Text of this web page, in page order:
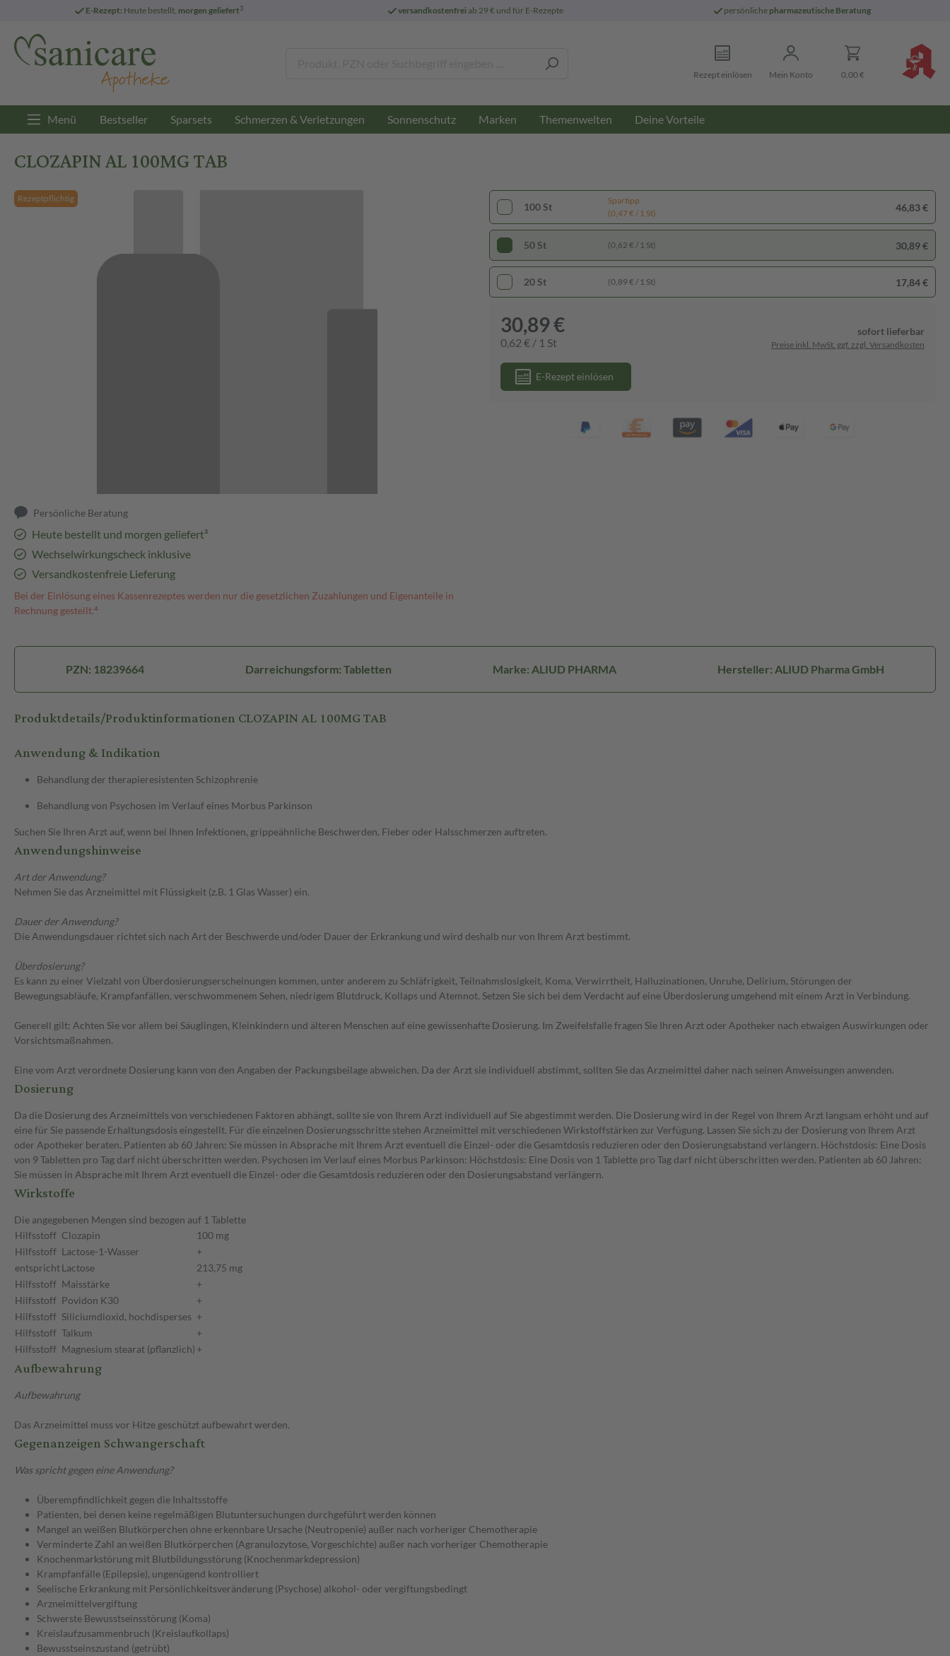
E-Rezept: Heute bestellt, morgen geliefert3 versandkostenfreiab 29 € und für E-Rezepte persönliche pharmazeutische Beratung
Rezept einlösen Mein Konto 0,00 €
Menü Bestseller Sparsets Schmerzen & Verletzungen Sonnenschutz Marken Themenwelten Deine Vorteile
CLOZAPIN AL 100MG TAB
Rezeptpflichtig
Persönliche Beratung
Heute bestellt und morgen geliefert³
Wechselwirkungscheck inklusive
Versandkostenfreie Lieferung
Bei der Einlösung eines Kassenrezeptes werden nur die gesetzlichen Zuzahlungen und Eigenanteile in
Rechnung gestellt.⁴
100 St
Spartipp
(0,47 € / 1 St)
46,83 €
50 St (0,62 € / 1 St) 30,89 €
20 St (0,89 € / 1 St) 17,84 €
30,89 €
0,62 € / 1 St
sofort lieferbar
Preise inkl. MwSt. ggf. zzgl. Versandkosten
E-Rezept einlösen
PZN: 18239664 Darreichungsform: Tabletten Marke: ALIUD PHARMA Hersteller: ALIUD Pharma GmbH
Produktdetails/Produktinformationen CLOZAPIN AL 100MG TAB
Anwendung & Indikation
Behandlung der therapieresistenten Schizophrenie
Behandlung von Psychosen im Verlauf eines Morbus Parkinson
Suchen Sie Ihren Arzt auf, wenn bei Ihnen Infektionen, grippeähnliche Beschwerden, Fieber oder Halsschmerzen auftreten.
Anwendungshinweise
Art der Anwendung?
Nehmen Sie das Arzneimittel mit Flüssigkeit (z.B. 1 Glas Wasser) ein.
Dauer der Anwendung?
Die Anwendungsdauer richtet sich nach Art der Beschwerde und/oder Dauer der Erkrankung und wird deshalb nur von Ihrem Arzt bestimmt.
Überdosierung?
Es kann zu einer Vielzahl von Überdosierungserscheinungen kommen, unter anderem zu Schläfrigkeit, Teilnahmslosigkeit, Koma, Verwirrtheit, Halluzinationen, Unruhe, Delirium, Störungen der
Bewegungsabläufe, Krampfanfällen, verschwommenem Sehen, niedrigem Blutdruck, Kollaps und Atemnot. Setzen Sie sich bei dem Verdacht auf eine Überdosierung umgehend mit einem Arzt in Verbindung.
Generell gilt: Achten Sie vor allem bei Säuglingen, Kleinkindern und älteren Menschen auf eine gewissenhafte Dosierung. Im Zweifelsfalle fragen Sie Ihren Arzt oder Apotheker nach etwaigen Auswirkungen oder
Vorsichtsmaßnahmen.
Eine vom Arzt verordnete Dosierung kann von den Angaben der Packungsbeilage abweichen. Da der Arzt sie individuell abstimmt, sollten Sie das Arzneimittel daher nach seinen Anweisungen anwenden.
Dosierung
Da die Dosierung des Arzneimittels von verschiedenen Faktoren abhängt, sollte sie von Ihrem Arzt individuell auf Sie abgestimmt werden. Die Dosierung wird in der Regel von Ihrem Arzt langsam erhöht und auf
eine für Sie passende Erhaltungsdosis eingestellt. Für die einzelnen Dosierungsschritte stehen Arzneimittel mit verschiedenen Wirkstoffstärken zur Verfügung. Lassen Sie sich zu der Dosierung von Ihrem Arzt
oder Apotheker beraten. Patienten ab 60 Jahren: Sie müssen in Absprache mit Ihrem Arzt eventuell die Einzel- oder die Gesamtdosis reduzieren oder den Dosierungsabstand verlängern. Höchstdosis: Eine Dosis
von 9 Tabletten pro Tag darf nicht überschritten werden. Psychosen im Verlauf eines Morbus Parkinson: Höchstdosis: Eine Dosis von 1 Tablette pro Tag darf nicht überschritten werden. Patienten ab 60 Jahren:
Sie müssen in Absprache mit Ihrem Arzt eventuell die Einzel- oder die Gesamtdosis reduzieren oder den Dosierungsabstand verlängern.
Wirkstoffe
Die angegebenen Mengen sind bezogen auf 1 Tablette
Hilfsstoff Clozapin
100 mg
Hilfsstoff Lactose-1-Wasser
+
entsprichtLactose
213,75 mg
Hilfsstoff Maisstärke
+
Hilfsstoff Povidon K30
+
Hilfsstoff Siliciumdioxid, hochdisperses +
Hilfsstoff Talkum
+
Hilfsstoff Magnesium stearat (pflanzlich) +
Aufbewahrung
Aufbewahrung
Das Arzneimittel muss vor Hitze geschützt aufbewahrt werden.
Gegenanzeigen Schwangerschaft
Was spricht gegen eine Anwendung?
Überempfindlichkeit gegen die Inhaltsstoffe
Patienten, bei denen keine regelmäßigen Blutuntersuchungen durchgeführt werden können
Mangel an weißen Blutkörperchen ohne erkennbare Ursache (Neutropenie) außer nach vorheriger Chemotherapie
Verminderte Zahl an weißen Blutkörperchen (Agranulozytose, Vorgeschichte) außer nach vorheriger Chemotherapie
Knochenmarkstörung mit Blutbildungsstörung (Knochenmarkdepression)
Krampfanfälle (Epilepsie), ungenügend kontrolliert
Seelische Erkrankung mit Persönlichkeitsveränderung (Psychose) alkohol- oder vergiftungsbedingt
Arzneimittelvergiftung
Schwerste Bewusstseinsstörung (Koma)
Kreislaufzusammenbruch (Kreislaufkollaps)
Bewusstseinszustand (getrübt)